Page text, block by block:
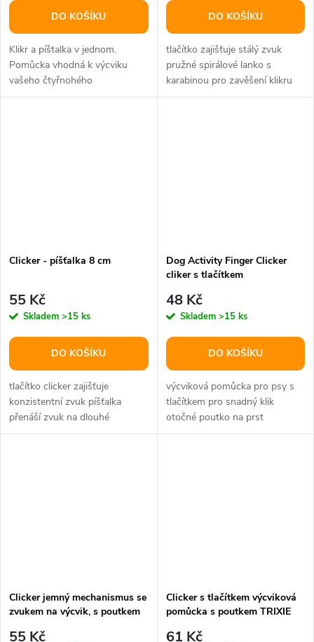
DO KOŠÍKU
Klikr a píštalka v jednom.
Pomůcka vhodná k výcviku
vašeho čtyřnohého
mazlíčka.Materiál: ABS,
DO KOŠÍKU
tlačítko zajišťuje stálý zvuk
pružné spirálové lanko s
karabinou pro zavěšení klikru
na zápěstí či k pásku součástí...
Clicker - píšťalka 8 cm
55 Kč
Skladem >15 ks
DO KOŠÍKU
tlačítko clicker zajišťuje
konzistentní zvuk píšťalka
přenáší zvuk na dlouhé
vzdálenosti součástí brožura s
Dog Activity Finger Clicker
cliker s tlačítkem
48 Kč
Skladem >15 ks
DO KOŠÍKU
výcviková pomůcka pro psy s
tlačítkem pro snadný klik
otočné poutko na prst
materiál:plast, kov a PVC
Clicker jemný mechanismus se
zvukem na výcvik, s poutkem
55 Kč
Clicker s tlačítkem výcviková
pomůcka s poutkem TRIXIE
61 Kč